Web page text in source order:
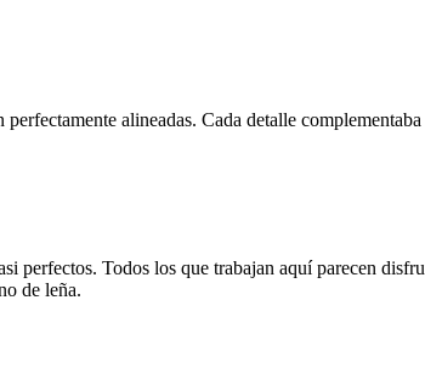
alineadas. Cada detalle
perfectos. Todos los que trabajan aquí parecen
de leña.